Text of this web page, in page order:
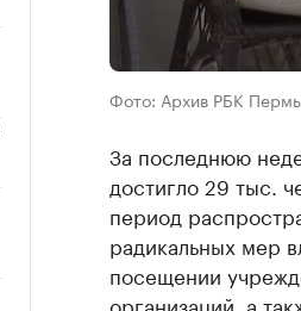
Фото: Архив РБК Пермь
За последнюю
достигло 29 тыс.
период
радикальных мер
посещении
организаций, а